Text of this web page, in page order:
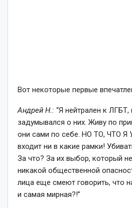
Вот некоторые первые
Андрей Н.: “Я нейтрален к ЛГБТ,
задумывался о них. Живу по
они сами по себе. НО ТО, ЧТО Я
входит ни в какие рамки!
За что? За их выбор, который
никакой общественной
лица еще смеют говорить, что
и самая мирная?!”